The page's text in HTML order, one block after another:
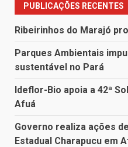
PUBLICAÇÕES RECENTES
Ribeirinhos do Marajó
Parques Ambientais
sustentável no Pará
Ideflor-Bio apoia a 42ª
Afuá
Governo realiza ações
Estadual Charapucu em